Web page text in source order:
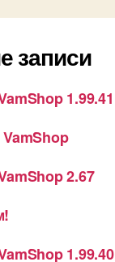
записи
1.99.41
2.67
1.99.40